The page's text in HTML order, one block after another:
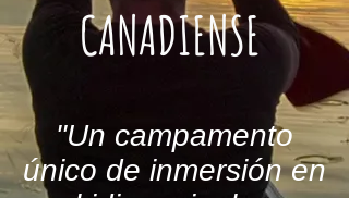
CANADIENSE
"Un campamento
único de inmersión en